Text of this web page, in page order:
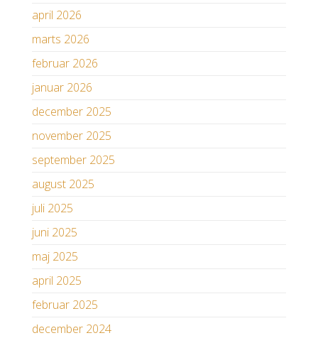
april 2026
marts 2026
februar 2026
januar 2026
december 2025
november 2025
september 2025
august 2025
juli 2025
juni 2025
maj 2025
april 2025
februar 2025
december 2024